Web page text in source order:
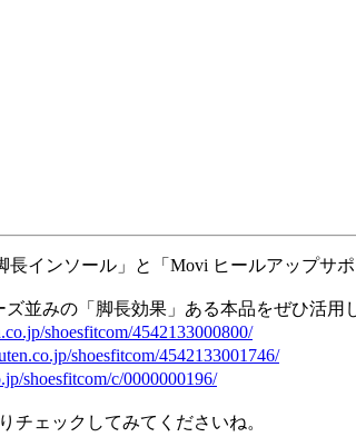
インソール」と「Movi ヒールアップサ
並みの「脚長効果」ある本品をぜひ活用
shoesfitcom/4542133000800/
shoesfitcom/4542133001746/
shoesfitcom/c/0000000196/
チェックしてみてくださいね。